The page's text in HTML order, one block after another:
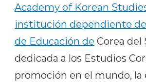
Academy of Korean
institución dependiente
de Educación de Corea del
dedicada a los Estudios
promoción en el mundo,